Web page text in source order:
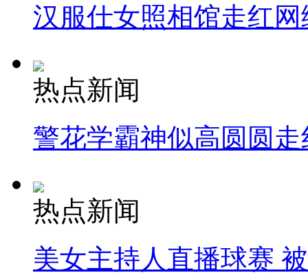
汉服仕女照相馆走红网
热点新闻
警花学霸神似高圆圆走
热点新闻
美女主持人直播球赛